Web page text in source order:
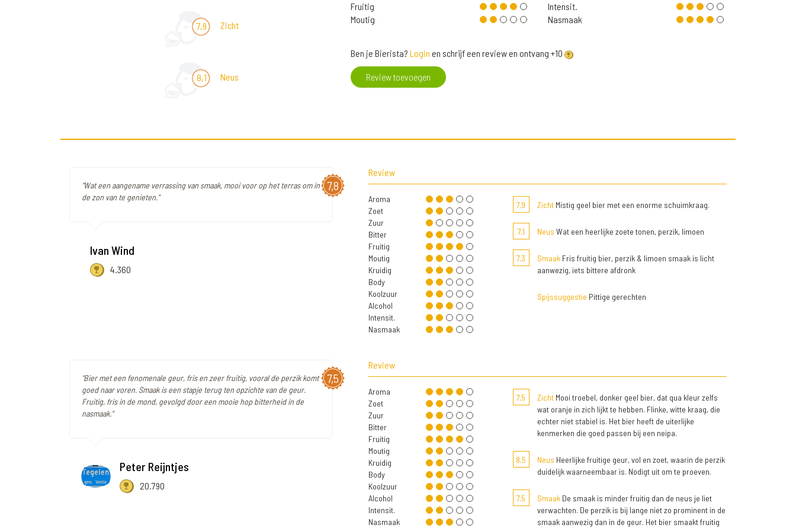
7,9 Zicht
8,1 Neus
Fruitig
Moutig
Intensit.
Nasmaak
Ben je Bierista? Login en schrijf een review en ontvang +10
Review toevoegen
7,8
"Wat een aangename verrassing van smaak, mooi voor op het terras om in
de zon van te genieten."
Ivan Wind
4.360
Review
Aroma
Zoet
Zuur
Bitter
Fruitig
Moutig
Kruidig
Body
Koolzuur
Alcohol
Intensit.
Nasmaak
7,9 ZichtMistig geel bier met een enorme schuimkraag.
7,1 Neus Wat een heerlijke zoete tonen, perzik, limoen
7,3 SmaakFris fruitig bier, perzik & limoen smaak is licht
aanwezig, iets bittere afdronk
Spijssuggestie Pittige gerechten
7,5
"Bier met een fenomenale geur, fris en zeer fruitig, vooral de perzik komt
goed naar voren. Smaak is een stapje terug ten opzichte van de geur.
Fruitig, fris in de mond, gevolgd door een mooie hop bitterheid in de
nasmaak."
Peter Reijntjes
20.790
Review
Aroma
Zoet
Zuur
Bitter
Fruitig
Moutig
Kruidig
Body
Koolzuur
Alcohol
Intensit.
Nasmaak
7,5 ZichtMooi troebel, donker geel bier, dat qua kleur zelfs
wat oranje in zich lijkt te hebben. Flinke, witte kraag, die
echter niet stabiel is. Het bier heeft de uiterlijke
kenmerken die goed passen bij een neipa.
8,5 Neus Heerlijke fruitige geur, vol en zoet, waarin de perzik
duidelijk waarneembaar is. Nodigt uit om te proeven.
7,5 SmaakDe smaak is minder fruitig dan de neus je liet
verwachten. De perzik is bij lange niet zo prominent in de
smaak aanwezig dan in de geur. Het bier smaakt fruitig